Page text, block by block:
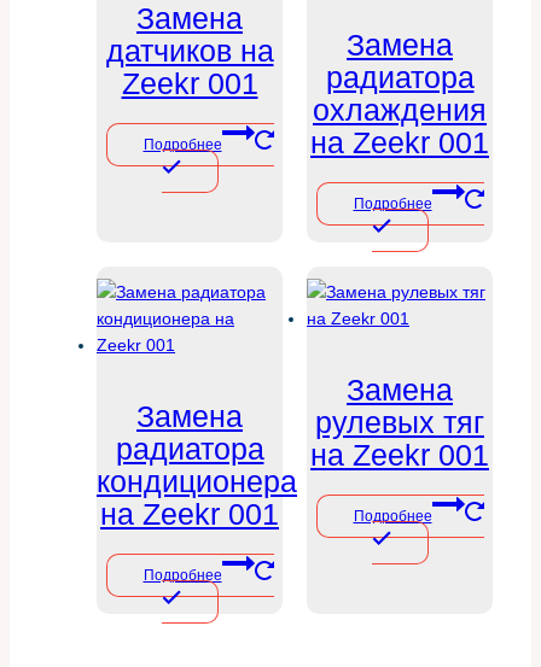
Замена
датчиков на
Zeekr 001
Подробнее
Замена
радиатора
охлаждения
на Zeekr 001
Подробнее
Замена
радиатора
кондиционера
на Zeekr 001
Подробнее
Замена
рулевых тяг
на Zeekr 001
Подробнее